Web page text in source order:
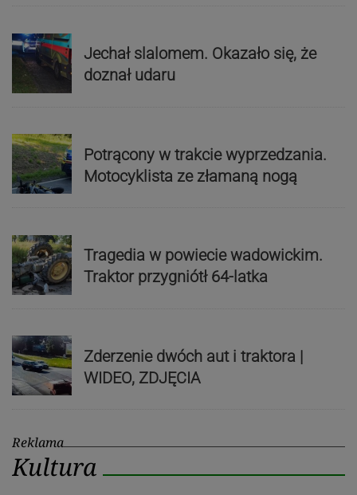
Jechał slalomem. Okazało się, że
doznał udaru
Potrącony w trakcie wyprzedzania.
Motocyklista ze złamaną nogą
Tragedia w powiecie wadowickim.
Traktor przygniótł 64-latka
Zderzenie dwóch aut i traktora |
WIDEO, ZDJĘCIA
Reklama
Kultura